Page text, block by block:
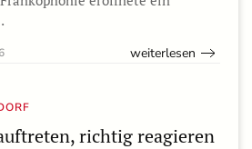
weiterlesen
richtig reagieren